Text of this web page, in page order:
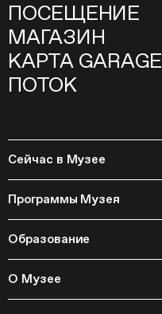
ПОСЕЩЕНИЕ
МАГАЗИН
КАРТА GARAGE
ПОТОК
Сейчас в Музее
События
Программы Музея
Библиотека
Издательская программа
Мастерские
Полевые исследования
Образование
Курсы
Циклы лекций
О Музее